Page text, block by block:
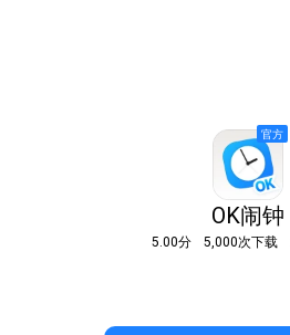
OK闹钟
5.00分 5,000次下载